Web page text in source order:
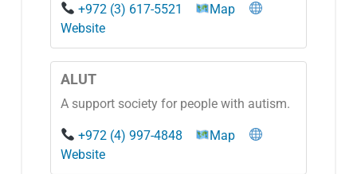
+972 (3) 617-5521
Map
Website
ALUT
A support society for people with autism.
+972 (4) 997-4848
Map
Website